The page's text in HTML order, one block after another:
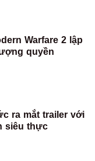
Warfare 2 lập
quyền
ra mắt trailer với
siêu thực